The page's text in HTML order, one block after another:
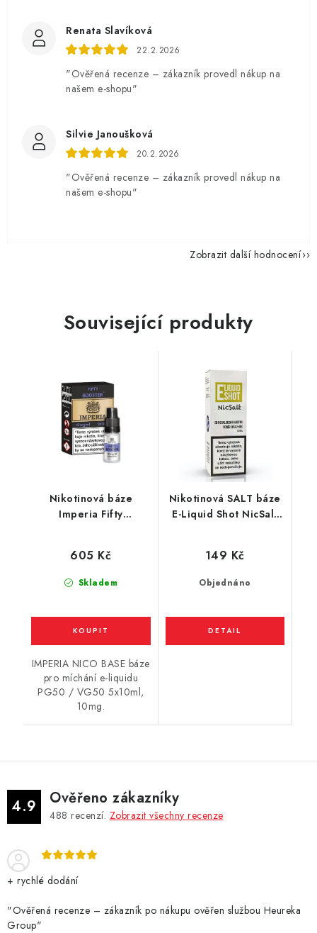
Renata Slavíková
22.2.2026
"Ověřená recenze – zákazník provedl nákup na
našem e-shopu"
Silvie Janoušková
20.2.2026
"Ověřená recenze – zákazník provedl nákup na
našem e-shopu"
Zobrazit další hodnocení
Související produkty
Nikotinová báze
Imperia Fifty
Skladem
605 Kč
IMPERIA NICO BASE báze
pro míchání e-liquidu
PG50 / VG50 5x10ml,
10mg.
Nikotinová SALT báze
E-Liquid Shot NicSalt
Objednáno
149 Kč
4.9 Ověřeno zákazníky
488 recenzí. Zobrazit všechny recenze
+ rychlé dodání
"Ověřená recenze – zákazník po nákupu ověřen službou Heureka
Group"